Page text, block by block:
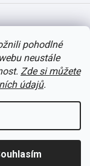
pohodlné
neustále
Zde si můžete
údajů.
Upravit nastavení